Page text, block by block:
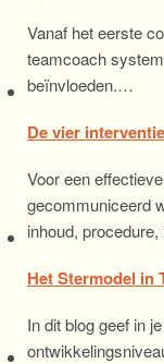
Vanaf het eerste
teamcoach
beïnvloeden.…
De vier
Voor een
gecommuniceerd
inhoud,
Het Stermodel in
In dit blog geef in